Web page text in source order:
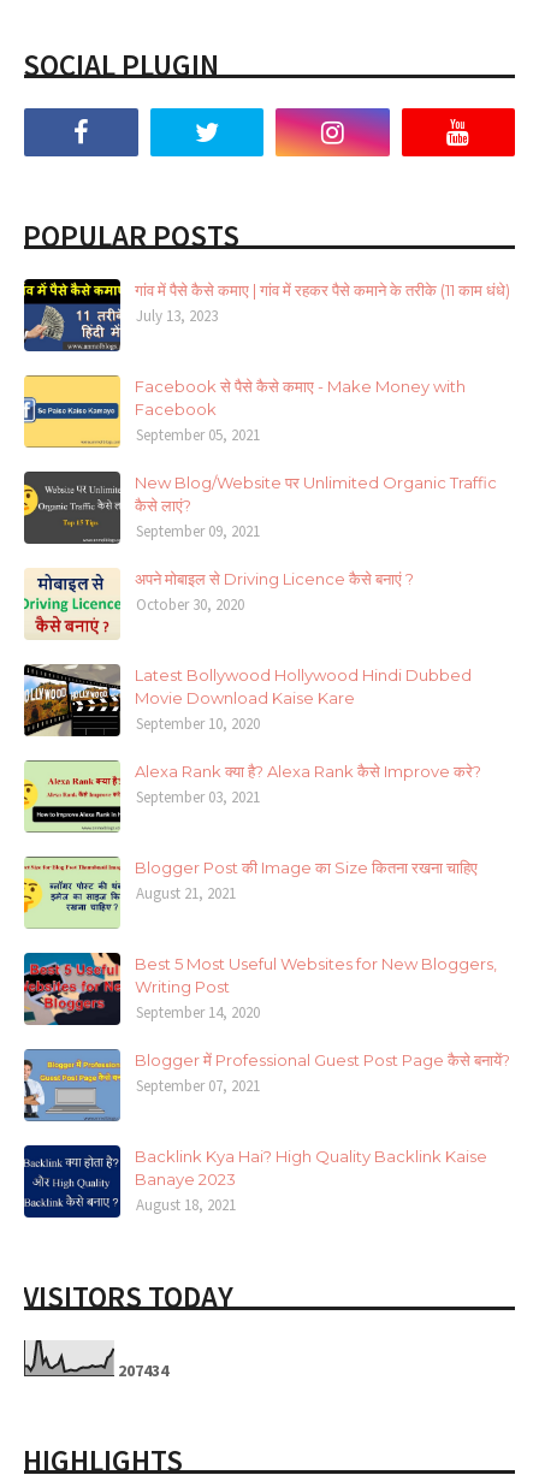
SOCIAL PLUGIN
POPULAR POSTS
गांव में पैसे कैसे कमाए | गांव में रहकर पैसे कमाने के तरीके (11 काम धंधे)
July 13, 2023
Facebook से पैसे कैसे कमाए - Make Money with
Facebook
September 05, 2021
New Blog/Website पर Unlimited Organic Traffic
कैसे लाएं?
September 09, 2021
अपने मोबाइल से Driving Licence कैसे बनाएं ?
October 30, 2020
Latest Bollywood Hollywood Hindi Dubbed
Movie Download Kaise Kare
September 10, 2020
Alexa Rank क्या है? Alexa Rank कैसे Improve करे?
September 03, 2021
Blogger Post की Image का Size कितना रखना चाहिए
August 21, 2021
Best 5 Most Useful Websites for New Bloggers,
Writing Post
September 14, 2020
Blogger में Professional Guest Post Page कैसे बनायें?
September 07, 2021
Backlink Kya Hai? High Quality Backlink Kaise
Banaye 2023
August 18, 2021
VISITORS TODAY
207434
HIGHLIGHTS